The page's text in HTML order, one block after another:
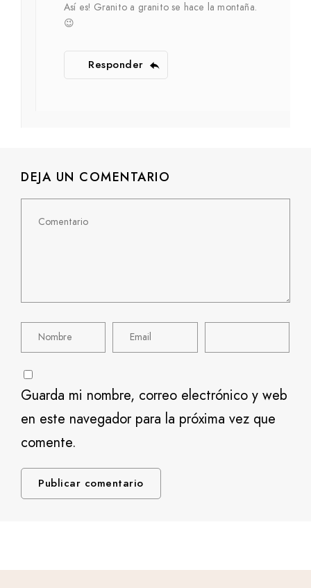
Así es! Granito a granito se hace la montaña.
😉
Responder
DEJA UN COMENTARIO
Guarda mi nombre, correo electrónico y web
en este navegador para la próxima vez que
comente.